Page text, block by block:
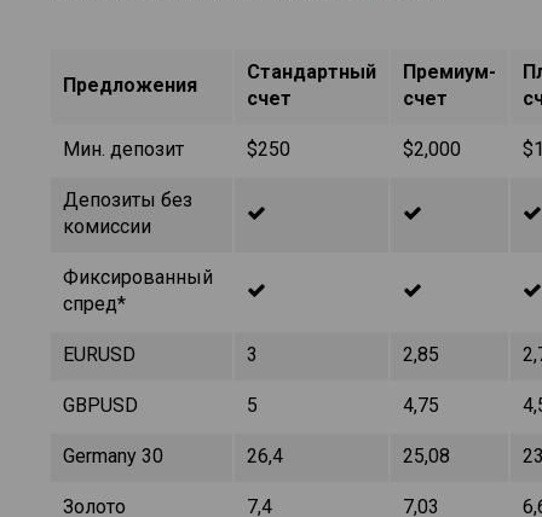
Предложения
Стандартный
счет
Премиум-
счет
Мин. депозит $250 $2,000
Депозиты без
комиссии
Фиксированный
спред*
EURUSD 3 2,85
GBPUSD 5 4,75
Germany 30 26,4 25,08
Золото 7,4 7,03